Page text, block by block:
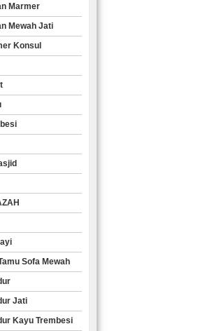
Marmer
Mewah Jati
Konsul
Sofa Mewah
Jati
Kayu Trembesi